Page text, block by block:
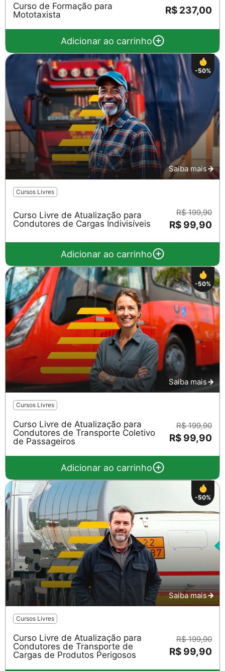
Curso de Formação para
Mototaxista
R$ 237,00
Adicionar ao carrinho
-50%
Saiba mais
Cursos Livres
Curso Livre de Atualização para
Condutores de Cargas Indivisíveis
R$ 199,90
R$ 99,90
Adicionar ao carrinho
-50%
Saiba mais
Cursos Livres
Curso Livre de Atualização para
Condutores de Transporte Coletivo
de Passageiros
R$ 199,90
R$ 99,90
Adicionar ao carrinho
-50%
Saiba mais
Cursos Livres
Curso Livre de Atualização para
Condutores de Transporte de
Cargas de Produtos Perigosos
R$ 199,90
R$ 99,90